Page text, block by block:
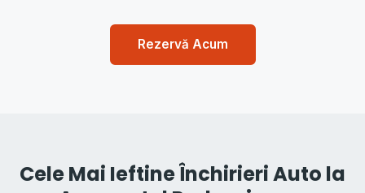
Rezervă Acum
Cele Mai Ieftine Închirieri Auto la